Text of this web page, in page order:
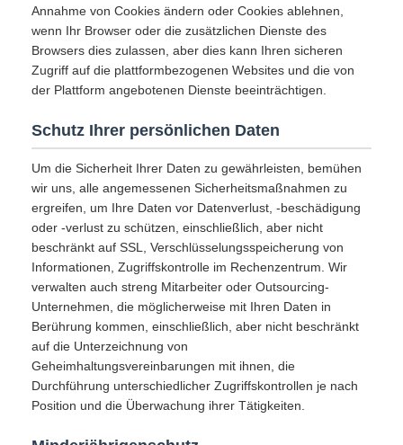
Annahme von Cookies ändern oder Cookies ablehnen,
wenn Ihr Browser oder die zusätzlichen Dienste des
Browsers dies zulassen, aber dies kann Ihren sicheren
Zugriff auf die plattformbezogenen Websites und die von
der Plattform angebotenen Dienste beeinträchtigen.
Schutz Ihrer persönlichen Daten
Um die Sicherheit Ihrer Daten zu gewährleisten, bemühen
wir uns, alle angemessenen Sicherheitsmaßnahmen zu
ergreifen, um Ihre Daten vor Datenverlust, -beschädigung
oder -verlust zu schützen, einschließlich, aber nicht
beschränkt auf SSL, Verschlüsselungsspeicherung von
Informationen, Zugriffskontrolle im Rechenzentrum. Wir
verwalten auch streng Mitarbeiter oder Outsourcing-
Unternehmen, die möglicherweise mit Ihren Daten in
Berührung kommen, einschließlich, aber nicht beschränkt
auf die Unterzeichnung von
Geheimhaltungsvereinbarungen mit ihnen, die
Durchführung unterschiedlicher Zugriffskontrollen je nach
Position und die Überwachung ihrer Tätigkeiten.